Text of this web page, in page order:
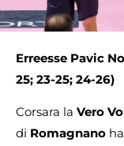
Erreesse Pavic
25; 23-25; 24-26)
Corsara la Vero
di Romagnano